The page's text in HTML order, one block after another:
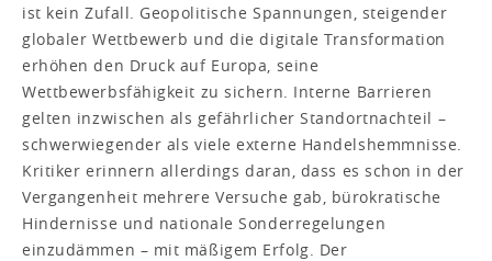
ist kein Zufall. Geopolitische Spannungen, steigender
globaler Wettbewerb und die digitale Transformation
erhöhen den Druck auf Europa, seine
Wettbewerbsfähigkeit zu sichern. Interne Barrieren
gelten inzwischen als gefährlicher Standortnachteil –
schwerwiegender als viele externe Handelshemmnisse.
Kritiker erinnern allerdings daran, dass es schon in der
Vergangenheit mehrere Versuche gab, bürokratische
Hindernisse und nationale Sonderregelungen
einzudämmen – mit mäßigem Erfolg. Der